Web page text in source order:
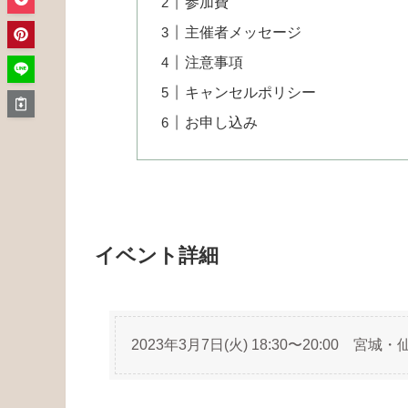
主催者メッセージ
注意事項
キャンセルポリシー
お申し込み
イベント詳細
2023年3月7日(火) 18:30〜20:00 宮城・